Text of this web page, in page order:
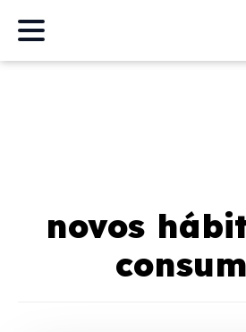
novos